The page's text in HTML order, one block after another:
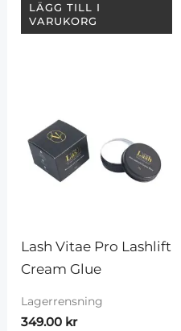
LÄGG TILL I
VARUKORG
Lash Vitae Pro Lashlift
Cream Glue
Lagerrensning
349.00 kr